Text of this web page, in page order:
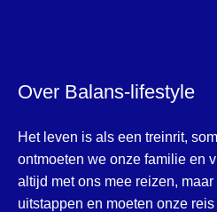
Over Balans-lifestyle
Het leven is als een treinrit,
ontmoeten we onze familie en
altijd met ons mee reizen,
uitstappen en moeten onze